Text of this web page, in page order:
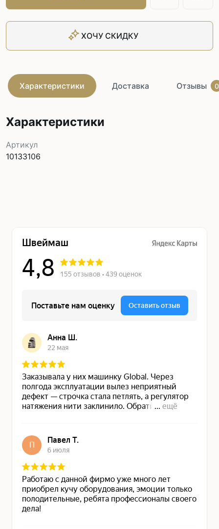
ХОЧУ СКИДКУ
Характеристики Доставка Отзывы 0
Характеристики
Артикул
10133106